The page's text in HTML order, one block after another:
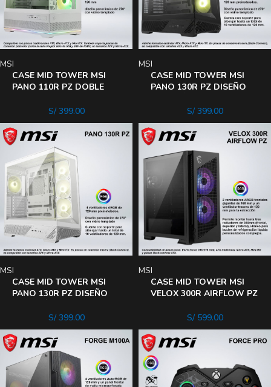
CASE MID TOWER MSI
PANO 110R PZ DOBLE
TEMPLADO WHITE
MSI
S/399.00
CASE MID TOWER MSI
PANO 130R PZ DISEÑO
CON VIDRIO TEMPLADO
BLACK
MSI
S/399.00
CASE MID TOWER MSI
PANO 130R PZ DISEÑO
CON VIDRIO TEMPLADO
WHITE
MSI
S/399.00
CASE MID TOWER MSI
VELOX 300R AIRFLOW PZ
MALLA METALICA BLACK
MSI
S/599.00